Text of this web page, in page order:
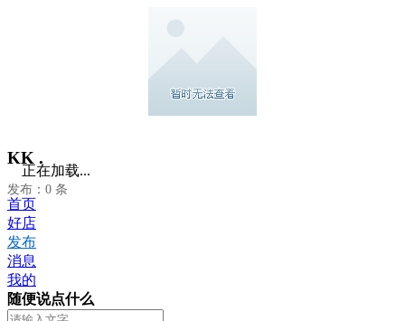
KK .
发布：0 条
正在加载...
首页
好店
发布
消息
我的
随便说点什么